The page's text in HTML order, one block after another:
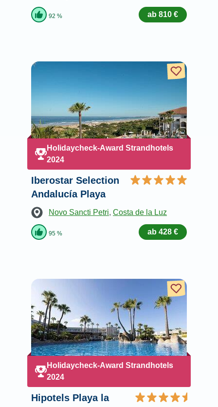
92 % ab 810 €
Holidaycheck-Award Strandhotels
2024
Iberostar Selection
Andalucía Playa
Novo Sancti Petri, Costa de la Luz
95 % ab 428 €
Holidaycheck-Award Strandhotels
2024
Hipotels Playa la